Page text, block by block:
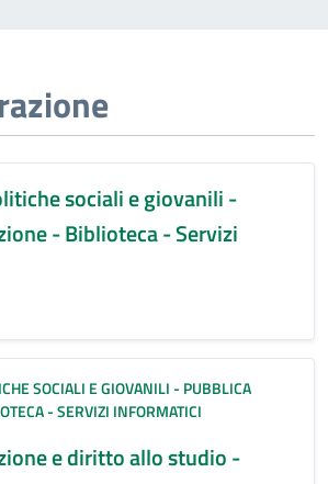
sociali e giovanili -
- Biblioteca - Servizi
SOCIALI E GIOVANILI - PUBBLICA
- SERVIZI INFORMATICI
e diritto allo studio -